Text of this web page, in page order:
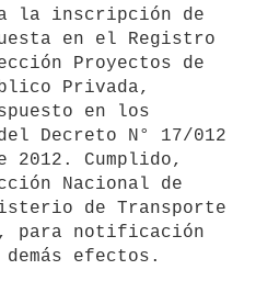
la inscripción de
en el Registro
Proyectos de
Privada,
en los
Decreto N° 17/012
2012. Cumplido,
Nacional de
de Transporte
para notificación